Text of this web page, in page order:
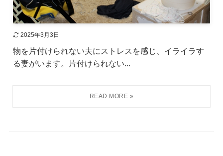
2025年3月3日
物を片付けられない夫にストレスを感じ、イライラす
る妻がいます。片付けられない...